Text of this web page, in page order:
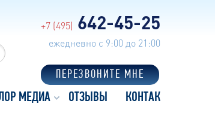
+7 (495) 642-45-25
ежедневно с 9:00 до 21:00
ПЕРЕЗВОНИТЕ МНЕ
МЕДИА ОТЗЫВЫ КОНТАКТЫ